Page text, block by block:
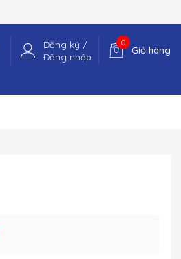
Đăng ký /
Đăng nhập
0
Giỏ hàng